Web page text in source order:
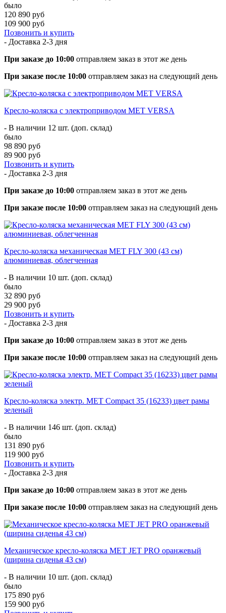
было
120 890 руб
109 900 руб
Позвонить и купить
- Доставка 2-3 дня
При заказе до 10:00 отправляем заказ в этот же день
При заказе после 10:00 отправляем заказ на следующий день
Кресло-коляска с электроприводом MET VERSA
- В наличии 12 шт. (доп. склад)
было
98 890 руб
89 900 руб
Позвонить и купить
- Доставка 2-3 дня
При заказе до 10:00 отправляем заказ в этот же день
При заказе после 10:00 отправляем заказ на следующий день
Кресло-коляска механическая MET FLY 300 (43 см)
алюминиевая, облегченная
- В наличии 10 шт. (доп. склад)
было
32 890 руб
29 900 руб
Позвонить и купить
- Доставка 2-3 дня
При заказе до 10:00 отправляем заказ в этот же день
При заказе после 10:00 отправляем заказ на следующий день
Кресло-коляска электр. MET Compact 35 (16233) цвет рамы
зеленый
- В наличии 146 шт. (доп. склад)
было
131 890 руб
119 900 руб
Позвонить и купить
- Доставка 2-3 дня
При заказе до 10:00 отправляем заказ в этот же день
При заказе после 10:00 отправляем заказ на следующий день
Механическое кресло-коляска МЕТ JET PRO оранжевый
(ширина сиденья 43 см)
- В наличии 10 шт. (доп. склад)
было
175 890 руб
159 900 руб